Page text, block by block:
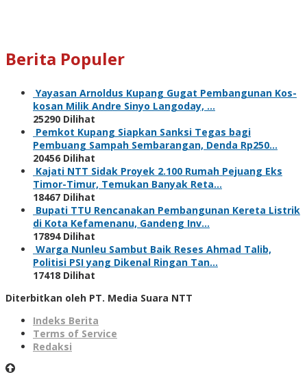
Berita Populer
Yayasan Arnoldus Kupang Gugat Pembangunan Kos-
kosan Milik Andre Sinyo Langoday, …
25290 Dilihat
Pemkot Kupang Siapkan Sanksi Tegas bagi
Pembuang Sampah Sembarangan, Denda Rp250…
20456 Dilihat
Kajati NTT Sidak Proyek 2.100 Rumah Pejuang Eks
Timor-Timur, Temukan Banyak Reta…
18467 Dilihat
Bupati TTU Rencanakan Pembangunan Kereta Listrik
di Kota Kefamenanu, Gandeng Inv…
17894 Dilihat
Warga Nunleu Sambut Baik Reses Ahmad Talib,
Politisi PSI yang Dikenal Ringan Tan…
17418 Dilihat
Diterbitkan oleh PT. Media Suara NTT
Indeks Berita
Terms of Service
Redaksi